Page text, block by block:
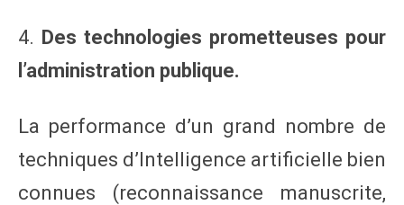
4. Des technologies prometteuses pour
l’administration publique.
La performance d’un grand nombre de
techniques d’Intelligence artificielle bien
connues (reconnaissance manuscrite,